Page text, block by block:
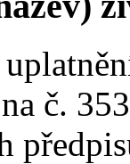
č.